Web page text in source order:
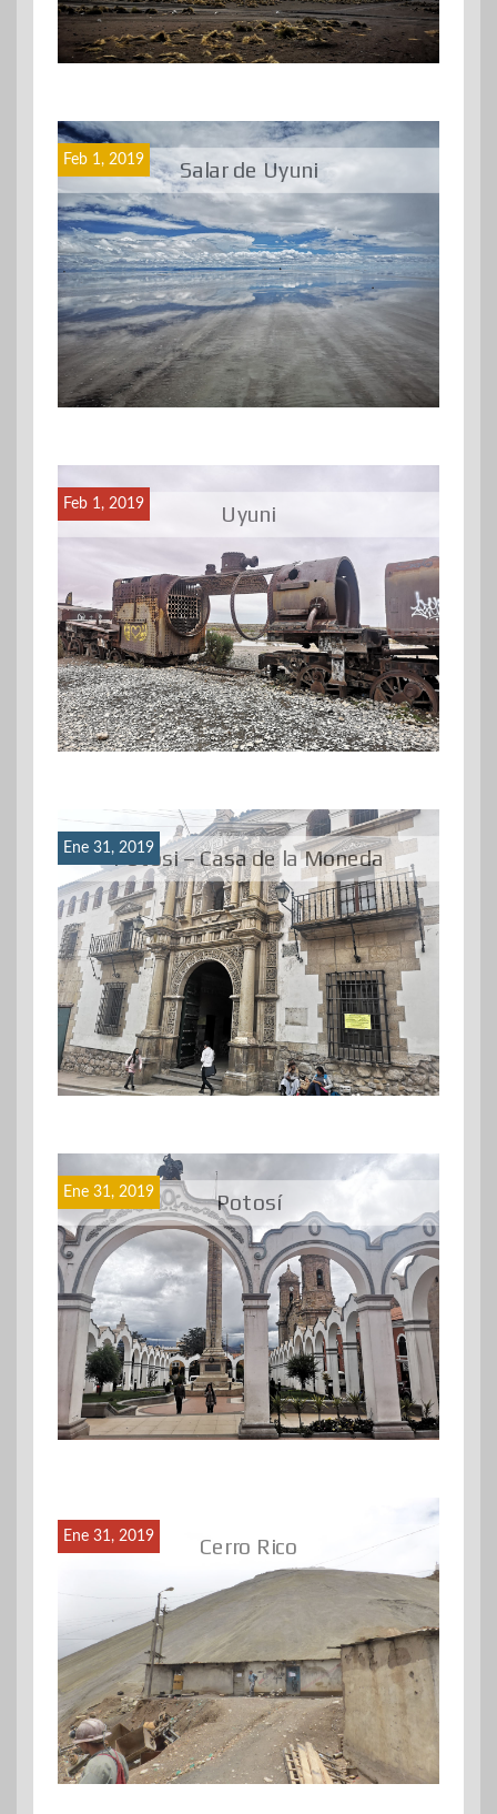
Salar de Uyuni
Feb 1, 2019
Uyuni
Feb 1, 2019
Potosi – Casa de la Moneda
Ene 31, 2019
Potosí
Ene 31, 2019
Cerro Rico
Ene 31, 2019